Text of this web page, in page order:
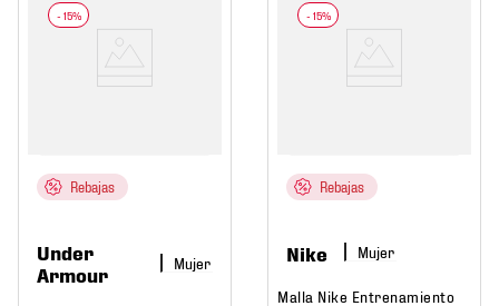
Rebajas
Under
Armour
Mujer
Rebajas
Nike Mujer
Malla Nike Entrenamiento